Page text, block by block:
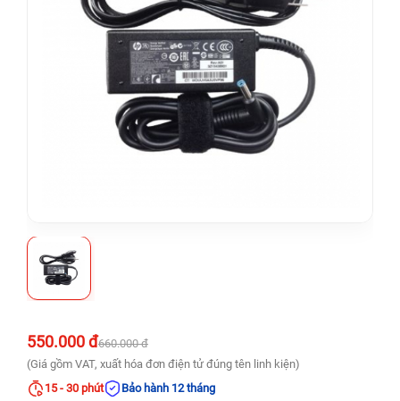
550.000 đ660.000 đ
(Giá gồm VAT, xuất hóa đơn điện tử đúng tên linh kiện)
15 - 30 phút
Bảo hành 12 tháng